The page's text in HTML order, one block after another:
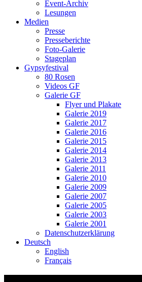
Event-Archiv
Lesungen
Medien
Presse
Presseberichte
Foto-Galerie
Stageplan
Gypsyfestival
80 Rosen
Videos GF
Galerie GF
Flyer und Plakate
Galerie 2019
Galerie 2017
Galerie 2016
Galerie 2015
Galerie 2014
Galerie 2013
Galerie 2011
Galerie 2010
Galerie 2009
Galerie 2007
Galerie 2005
Galerie 2003
Galerie 2001
Datenschutzerklärung
Deutsch
English
Français